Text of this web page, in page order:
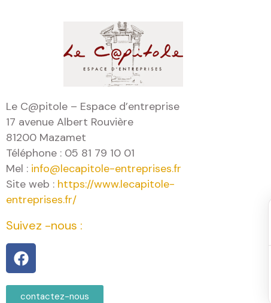
Le C@pitole – Espace d’entreprise
17 avenue Albert Rouvière
81200 Mazamet
Téléphone : 05 81 79 10 01
Mel : info@lecapitole-entreprises.fr
Site web : https://www.lecapitole-
entreprises.fr/
Suivez -nous :
contactez-nous